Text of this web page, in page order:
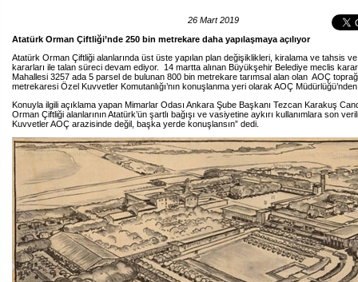
26 Mart 2019
Atatürk Orman Çiftliği’nde 250 bin metrekare daha yapılaşmaya açılıyor
Atatürk Orman Çiftliği alanlarında üst üste yapılan plan değişiklikleri, kiralama ve tahsis
kararları ile talan süreci devam ediyor. 14 martta alınan Büyükşehir Belediye meclis
Mahallesi 3257 ada 5 parsel de bulunan 800 bin metrekare tarımsal alan olan AOÇ
metrekaresi Özel Kuvvetler Komutanlığı’nın konuşlanma yeri olarak AOÇ
Konuyla ilgili açıklama yapan Mimarlar Odası Ankara Şube Başkanı Tezcan Karakuş
Orman Çiftliği alanlarının Atatürk’ün şartlı bağışı ve vasiyetine aykırı kullanımlara son
Kuvvetler AOÇ arazisinde değil, başka yerde konuşlansın” dedi.